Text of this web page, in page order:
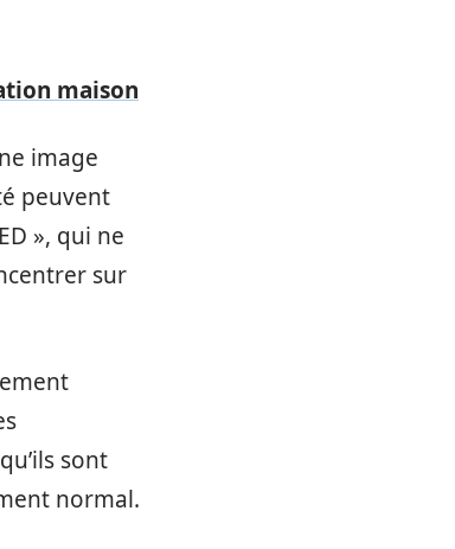
maison
image
peuvent
», qui ne
sur
sont
normal.